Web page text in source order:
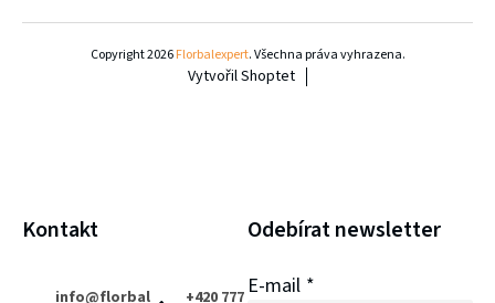
Kontakt
info@florbal
+420 777
Odebírat newsletter
E-mail
Vytvořil Shoptet
Copyright 2026Florbalexpert. Všechna práva vyhrazena.